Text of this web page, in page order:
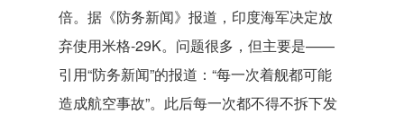
倍。据《防务新闻》报道，印度海军决定放
弃使用米格-29K。问题很多，但主要是——
引用“防务新闻”的报道：“每一次着舰都可能
造成航空事故”。此后每一次都不得不拆下发